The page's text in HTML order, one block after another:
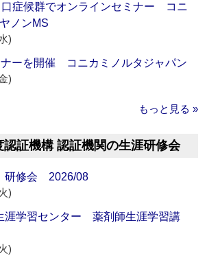
症候群でオンラインセミナー コニ
ノンMS
)
ーを開催 コニカミノルタジャパン
)
もっと見る »
認証機構 認証機関の生涯研修会
研修会 2026/08
)
涯学習センター 薬剤師生涯学習講
)